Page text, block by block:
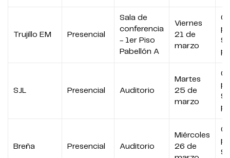
Trujillo EM Presencial
Sala de
conferencia
- 1er Piso
Pabellón A
Viernes
21 de
marzo
SJL Presencial Auditorio
Martes
25 de
marzo
Breña Presencial Auditorio
Miércoles
26 de